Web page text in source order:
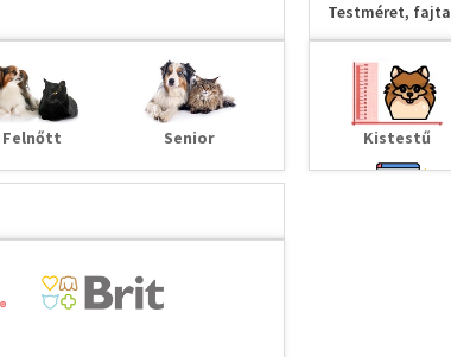
Felnőtt Senior
Testméret, fajta
Kistestű